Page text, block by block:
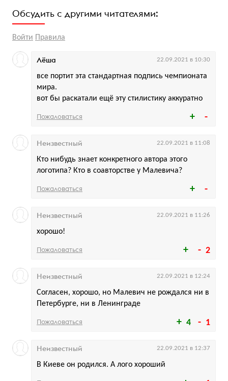
Обсудить с другими читателями:
Войти Правила
все портит эта стандартная подпись чемпионата
мира.
вот бы раскатали ещё эту стилистику аккуратно
Лёша 22.09.2021 в 10:30
Пожаловаться
Кто нибудь знает конкретного автора этого
логотипа? Кто в соавторстве у Малевича?
Неизвестный 22.09.2021 в 11:08
Пожаловаться
2
хорошо!
Неизвестный 22.09.2021 в 11:26
Пожаловаться
4 1
Согласен, хорошо, но Малевич не рождался ни в
Петербурге, ни в Ленинграде
Неизвестный 22.09.2021 в 12:24
Пожаловаться
В Киеве он родился. А лого хороший
Неизвестный 22.09.2021 в 12:37